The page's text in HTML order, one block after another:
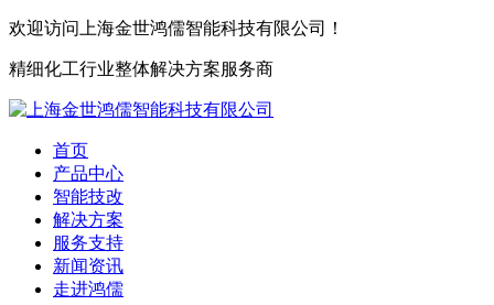
欢迎访问上海金世鸿儒智能科技有限公司！
精细化工行业整体解决方案服务商
首页
产品中心
智能技改
解决方案
服务支持
新闻资讯
走进鸿儒